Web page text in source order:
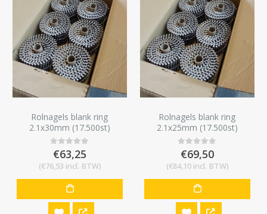
Rolnagels blank ring
2.1x30mm (17.500st)
0out of 5
€63,25
(€76,53 incl. BTW)
Rolnagels blank ring
2.1x25mm (17.500st)
0out of 5
€69,50
(€84,10incl. BTW)